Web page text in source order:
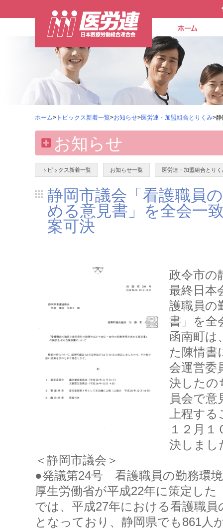
ホーム> トピックス新着一覧>お知らせ>医労連・加盟組合とりくみ>
お知らせ
トピックス新着一覧 お知らせ一覧 医労連・加盟組合とり
静岡市議会「看護職員
める意見書」を全会一
案可決
政令市の
最終日本
護職員の
書」を全
函南町は
た陳情書
会運営委
決したの
員会で意
上程す
１２月１
決しまし
＜静岡市議会＞
●発議第24号 看護職員の勤務環
厚生労働省が平成22年に策定し
では、平成27年における看護職
となっており、静岡県でも861人